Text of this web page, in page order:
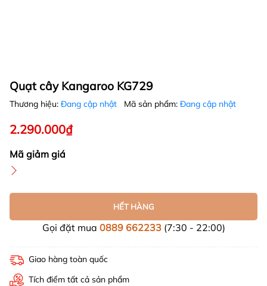
Quạt cây Kangaroo KG729
Thương hiệu: Đang cập nhật Mã sản phẩm: Đang cập nhật
2.290.000₫
Mã giảm giá
HẾT HÀNG
Gọi đặt mua 0889 662233(7:30 - 22:00)
Giao hàng toàn quốc
Tích điểm tất cả sản phẩm